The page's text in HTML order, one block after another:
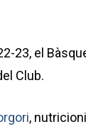
23, el
Club.
,